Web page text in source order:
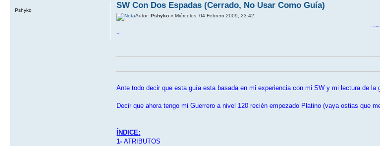
SW Con Dos Espadas (Cerrado, No Usar Como Guía)
Autor:Pshyko » Miércoles, 04 Febrero 2009, 23:42
Ante todo decir que esta guía esta basada en mi experiencia con mi SW y mi lectura de la
Decir que ahora tengo mi Guerrero a nivel 120 recién empezado Platino (vaya ostias que
ÍNDICE:
1-ATRIBUTOS
Pshyko